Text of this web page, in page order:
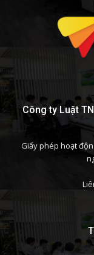
Công ty Luật
Giấy phép hoạt